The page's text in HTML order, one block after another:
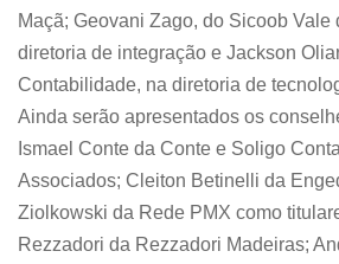
Maçã; Geovani Zago, do Sicoob Vale
diretoria de integração e Jackson
Contabilidade, na diretoria de
Ainda serão apresentados os
Ismael Conte da Conte e Soligo
Associados; Cleiton Betinelli da
Ziolkowski da Rede PMX como
Rezzadori da Rezzadori Madeiras;